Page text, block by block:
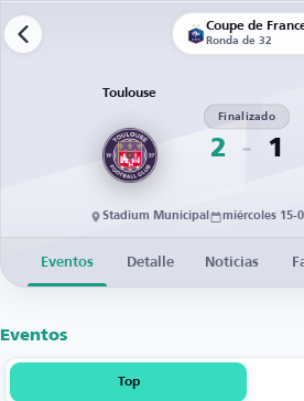
Coupe de
Ronda de 32
Toulouse
2
Finalizado
1
Stadium Municipal miércoles 15-
Eventos Detalle Noticias
Eventos
Top